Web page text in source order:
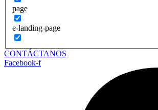
page
e-landing-page
CONTÁCTANOS
Facebook-f